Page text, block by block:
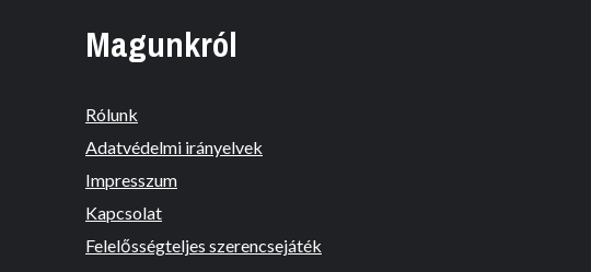
Magunkról
Rólunk
Adatvédelmi irányelvek
Impresszum
Kapcsolat
Felelősségteljes szerencsejáték